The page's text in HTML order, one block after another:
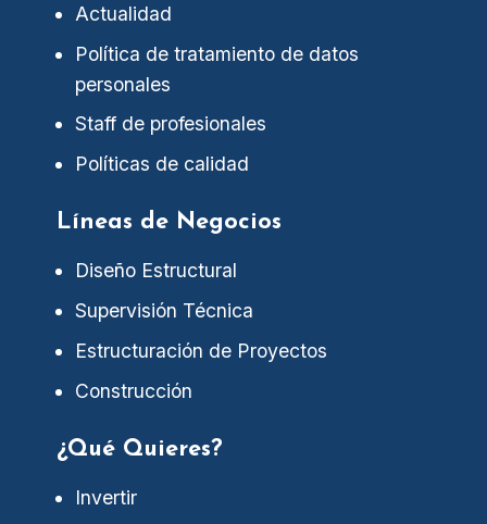
Actualidad
Política de tratamiento de datos
personales
Staff de profesionales
Políticas de calidad
Líneas de Negocios
Diseño Estructural
Supervisión Técnica
Estructuración de Proyectos
Construcción
¿Qué Quieres?
Invertir